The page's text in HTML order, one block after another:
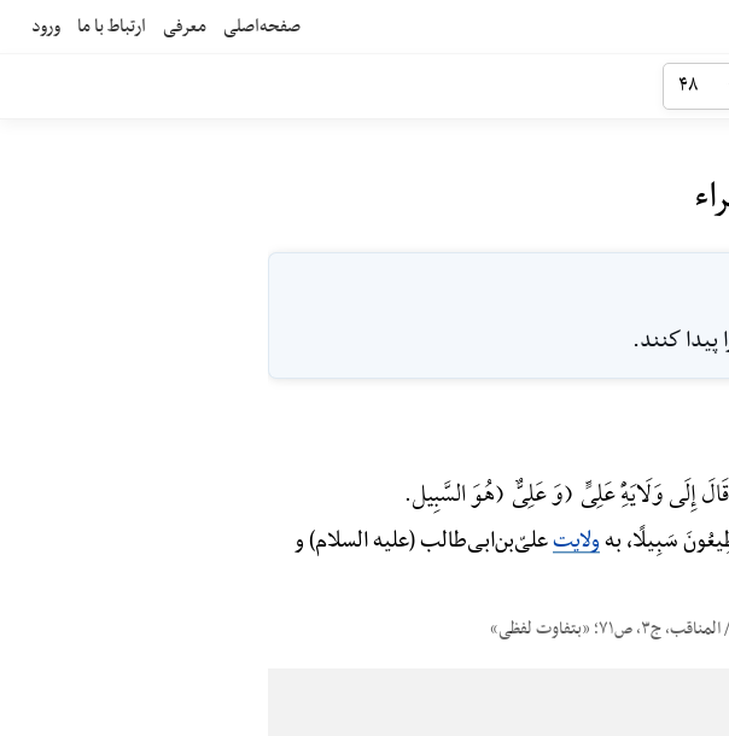
صفحه‌اصلی معرفی ارتباط با ما ورود
۴۸
پيدا كنند.
إِلَی وَلَایَهًِْ عَلِیٍّ (وَ عَلِیٌّ (هُوَ السَّبِیل.
سَبِیلًا، بهولایتعلیّ‌بن‌ابی‌طالب (علیه السلام) و